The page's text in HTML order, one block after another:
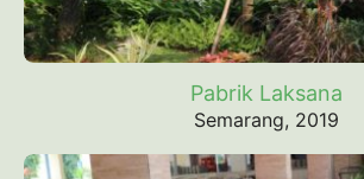
Pabrik Laksana
Semarang, 2019